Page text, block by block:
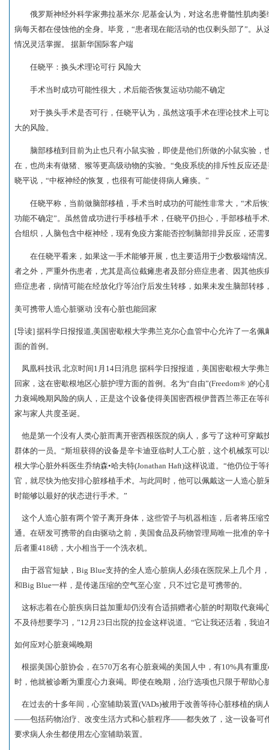
俄罗斯神经外科学家弗拉基米尔·尼基金认为，对这名患脊髓性肌肉萎
病每天都在侵蚀他的全身。毕竟，“患者现在能活动的也仅剩头部了”。从
情况灵活掌握。 据新华国际客户端
任晓平：换头术理论可行 风险大
手术当时成功可能性很大，术后能否恢复运动功能不确定
对于换头手术是否可行，任晓平认为，虽然这项手术在理论技术上可
大的风险。
脑部移植到目前为止也只有小鼠实验，即使是他们所做的小鼠实验，
在，也尚未有做猪、猴等更高级动物的实验。“免疫系统的排斥性反应还
晓平说，“中枢神经的恢复，也很有可能使得病人瘫痪。”
任晓平称，当前做脑部移植，手术当时成功的可能性非常大，“术后恢
功能不确定”。虽然曾成功进行手移植手术，任晓平仍担心，手部移植手
合组织，人脑包含中枢神经，现有免疫方案能否控制脑部排异反应，还需
在任晓平看来，如果这一手术能够开展，也主要适用于少数极端情况
者之外，严重外伤患者，尤其是高位截瘫患者及部分癌症患者、因其他
癌症患者，病情可能在经放化疗等治疗后发生转移，如果未发生脑部转移
美可携带人造心脏驱动 没有心脏也能回家
[导读] 据科学日报报道,美国密歇根大学弗兰克尔心血管中心允许了一名
面的首例。
凤凰科技讯 北京时间1月14日消息 据科学日报报道，美国密歇根大学弗
回家，这在密歇根地区心脏护理方面的首例。名为“自由”(Freedom® )的
力衰竭晚期风险的病人，正是这个设备使得美国密西根伊普西兰蒂正在等
家与家人共度圣诞。
他是第一个没有人类心脏而离开密西根医院的病人，多亏了这种可穿戴
群体的一员。“斯坦获得的设备是辛卡迪亚临时人工心脏，这个机械泵可
根大学心脏外科医生乔纳森•哈夫特(Jonathan Haft)这样说道。“他仍位于
官，就尽快为他安排心脏移植手术。与此同时，他可以佩戴这一人造心
时能够以最好的状态进行手术。”
这个人造心脏有两个管子离开身体，这些管子与机器相连，后者将压缩
通。在研发可携带的自由驱动之前，美国食品及药物管理局唯一批准的
后者重418磅，大小相当于一个洗衣机。
由于器官短缺，Big Blue支持的全人造心脏病人必须在医院呆上几个月
和Big Blue一样，是传递压缩的空气至心室，只不过它是可携带的。
这标志着在心脏疾病日益加重却仍没有合适捐赠者心脏的时期取代衰竭
不及待想要学习，”12月23日出院的拉金这样说道。“它让我还活着，我
如何应对心脏衰竭晚期
根据美国心脏协会，在570万名有心脏衰竭的美国人中，有10%具有重
时，他就被诊断为重度心力衰竭。即使在晚期，治疗选项也只限于帮助心
在过去的十多年间，心室辅助装置(VADs)被用于改善等待心脏移植的病
——包括药物治疗、改变生活方式和心脏程序——都失效了，这一设备可
要求病人余生都使用左心室辅助装置。